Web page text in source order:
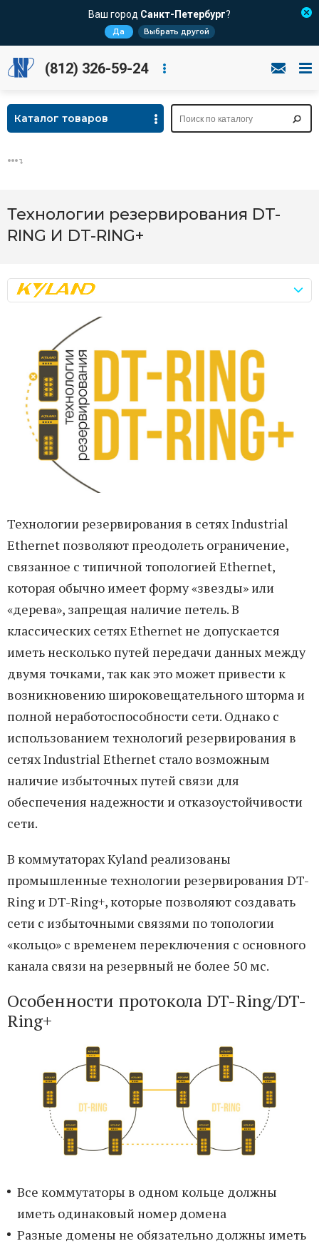
Ваш город Санкт-Петербург?
Да Выбрать другой
(812) 326-59-24
Каталог товаров
Технологии резервирования DT-
RING И DT-RING+
Технологии резервирования в сетях Industrial
Ethernet позволяют преодолеть ограничение,
связанное с типичной топологией Ethernet,
которая обычно имеет форму «звезды» или
«дерева», запрещая наличие петель. В
классических сетях Ethernet не допускается
иметь несколько путей передачи данных между
двумя точками, так как это может привести к
возникновению широковещательного шторма и
полной неработоспособности сети. Однако с
использованием технологий резервирования в
сетях Industrial Ethernet стало возможным
наличие избыточных путей связи для
обеспечения надежности и отказоустойчивости
сети.
В коммутаторах Kyland реализованы
промышленные технологии резервирования DT-
Ring и DT-Ring+, которые позволяют создавать
сети с избыточными связями по топологии
«кольцо» с временем переключения с основного
канала связи на резервный не более 50 мс.
Особенности протокола DT-Ring/DT-
Ring+
Все коммутаторы в одном кольце должны
иметь одинаковый номер домена
Разные домены не обязательно должны иметь